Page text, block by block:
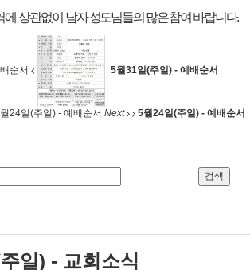
에 상관없이 남자 성도님들의 많은 참여 바랍니다.
순서 5월31일(주일) - 예배순서
24일(주일) - 예배순서 Next
5월24일(주일) - 예배순서
검색
일) - 교회소식